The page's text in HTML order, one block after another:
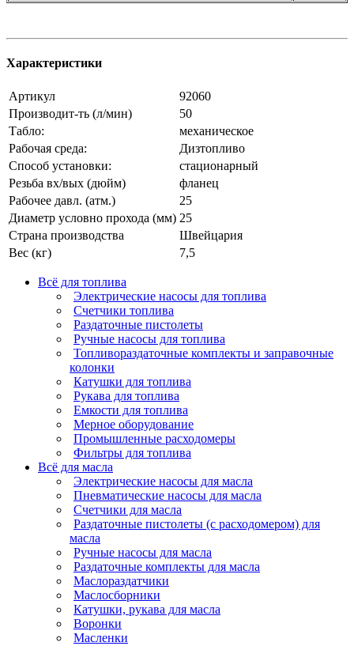
Характеристики
Артикул
92060
Производит-ть (л/мин)
50
Табло:
механическое
Рабочая среда:
Дизтопливо
Способ установки:
стационарный
Резьба вх/вых (дюйм)
фланец
Рабочее давл. (атм.)
25
Диаметр условно прохода (мм) 25
Страна производства
Швейцария
Вес (кг)
7,5
Всё для топлива
Электрические насосы для топлива
Счетчики топлива
Раздаточные пистолеты
Ручные насосы для топлива
Топливораздаточные комплекты и заправочные
колонки
Катушки для топлива
Рукава для топлива
Емкости для топлива
Мерное оборудование
Промышленные расходомеры
Фильтры для топлива
Всё для масла
Электрические насосы для масла
Пневматические насосы для масла
Счетчики для масла
Раздаточные пистолеты (с расходомером) для
масла
Ручные насосы для масла
Раздаточные комплекты для масла
Маслораздатчики
Маслосборники
Катушки, рукава для масла
Воронки
Масленки